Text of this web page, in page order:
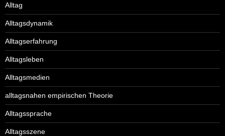
Alltag
Alltagsdynamik
Alltagserfahrung
Alltagsleben
Alltagsmedien
alltagsnahen empirischen Theorie
Alltagssprache
Alltagsszene